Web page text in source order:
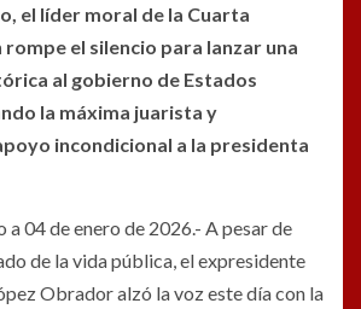
el líder moral de la Cuarta
el silencio para lanzar una
al gobierno de Estados
la máxima juarista y
incondicional a la presidenta
04 de enero de 2026.- A pesar de
de la vida pública, el expresidente
Obrador alzó la voz este día con la